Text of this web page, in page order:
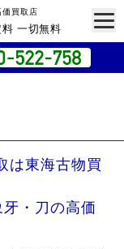
買取店
一切無料
は東海古物買
・刀の高価